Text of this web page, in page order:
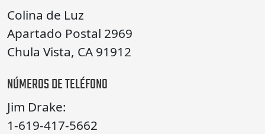
Colina de Luz
Apartado Postal 2969
Chula Vista, CA 91912
NÚMEROS DE TELÉFONO
Jim Drake:
1-619-417-5662